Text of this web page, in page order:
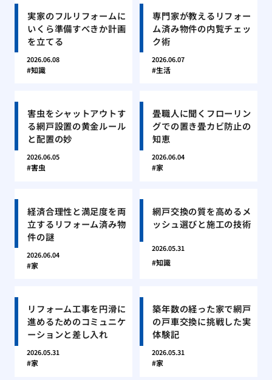
実家のフルリフォームに
いくら準備すべきか計画
を立てる
2026.06.08
知識
専門家が教えるリフォー
ム済み物件の内覧チェッ
ク術
2026.06.07
生活
害虫をシャットアウトす
る網戸設置の黄金ルール
と配置の妙
2026.06.05
害虫
畳職人に聞くフローリン
グでの置き畳カビ防止の
知恵
2026.06.04
家
経済合理性と満足度を両
立するリフォーム済み物
件の謎
2026.06.04
家
網戸交換の質を高めるメ
ッシュ選びと施工の技術
2026.05.31
知識
リフォーム工事を円滑に
進めるためのコミュニケ
ーションと差し入れ
2026.05.31
家
築年数の経った家で網戸
の戸車交換に挑戦した実
体験記
2026.05.31
家